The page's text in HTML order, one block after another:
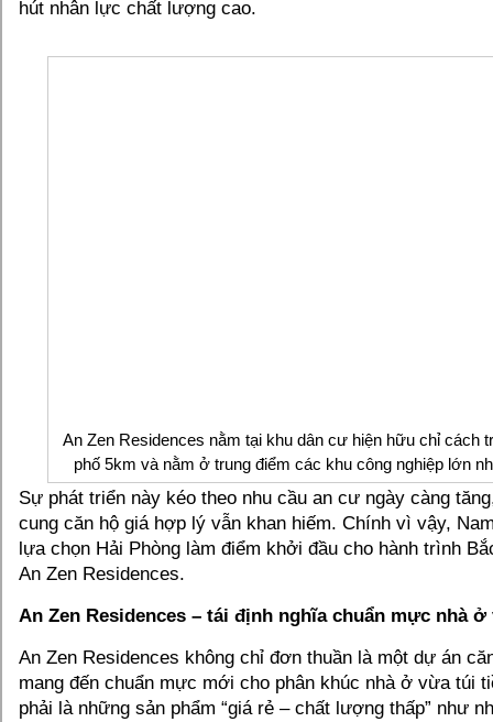
hút nhân lực chất lượng cao.
An Zen Residences nằm tại khu dân cư hiện hữu chỉ cách
phố 5km và nằm ở trung điểm các khu công nghiệp lớn
Sự phát triển này kéo theo nhu cầu an cư ngày càng
cung căn hộ giá hợp lý vẫn khan hiếm. Chính vì vậy,
lựa chọn Hải Phòng làm điểm khởi đầu cho hành trình
An Zen Residences.
An Zen Residences – tái định nghĩa chuẩn mực nhà
An Zen Residences không chỉ đơn thuần là một dự án
mang đến chuẩn mực mới cho phân khúc nhà ở vừa túi
phải là những sản phẩm “giá rẻ – chất lượng thấp” như